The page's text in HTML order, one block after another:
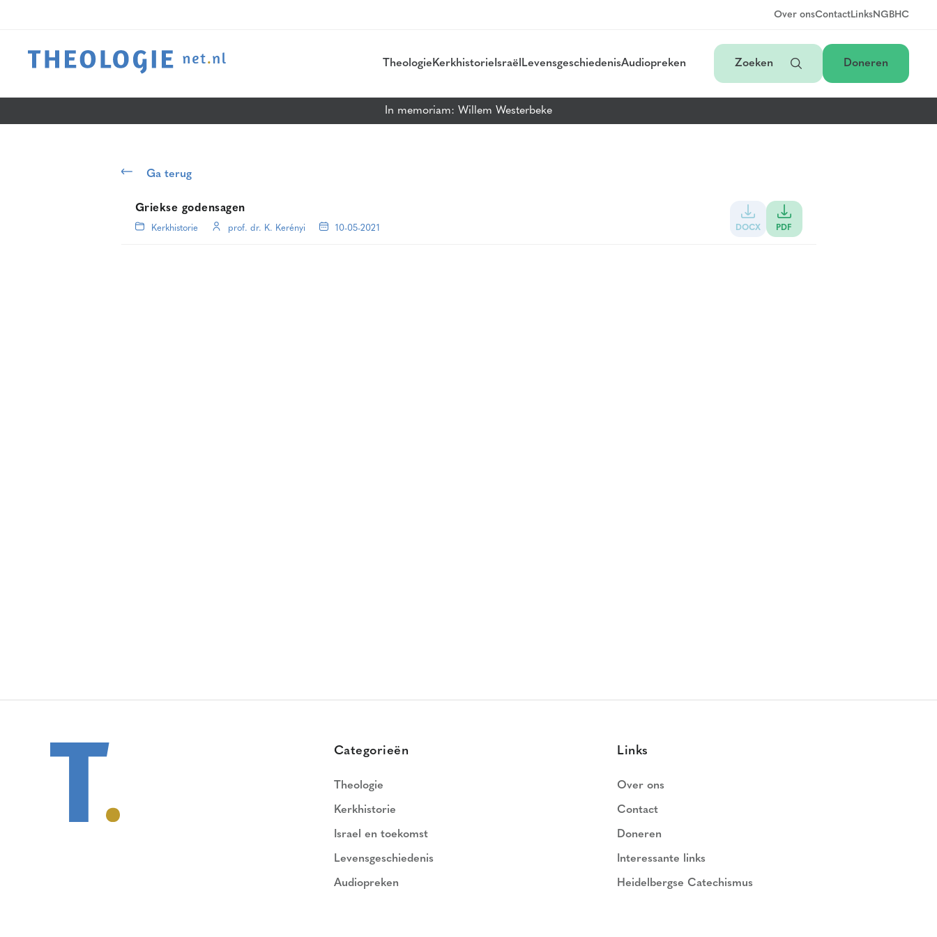
Over onsContactLinksNGBHC
Theologie Kerkhistorie Israël LevensgeschiedenisAudiopreken Zoeken Doneren
In memoriam: Willem Westerbeke
Ga terug
Griekse godensagen
Kerkhistorie prof. dr. K. Kerényi 10-05-2021 DOCX PDF
Categorieën
Theologie
Kerkhistorie
Israel en toekomst
Levensgeschiedenis
Audiopreken
Links
Over ons
Contact
Doneren
Interessante links
Heidelbergse Catechismus